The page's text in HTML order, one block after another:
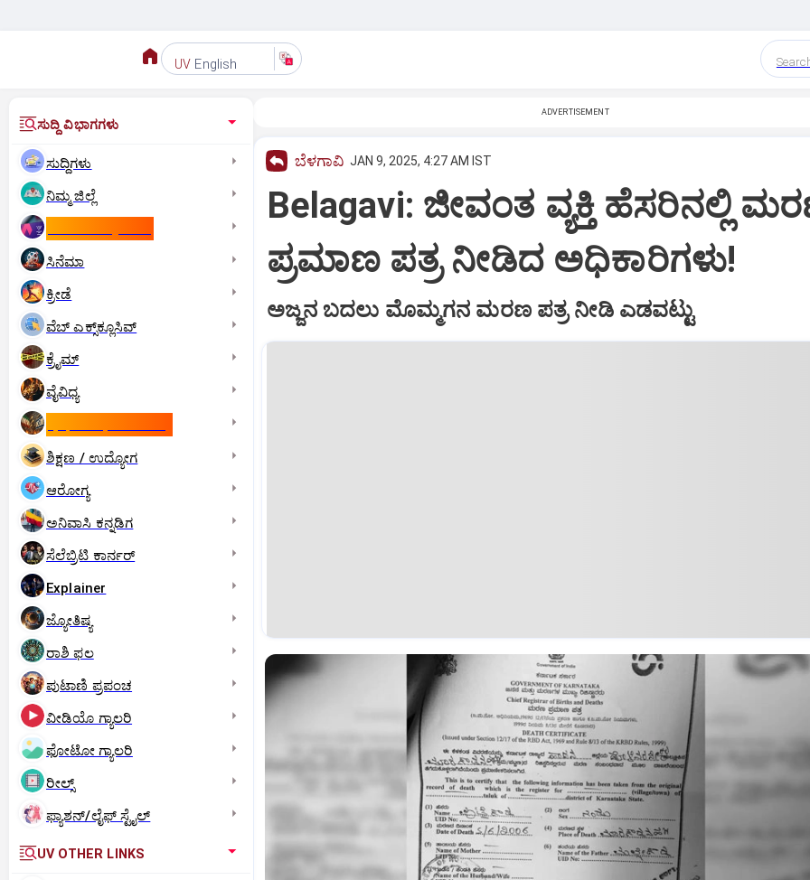
UV English
ಸುದ್ದಿ ವಿಭಾಗಗಳು
ಸುದ್ದಿಗಳು
ನಿಮ್ಮ ಜಿಲ್ಲೆ
ಸಿನೆಮಾ
ಕ್ರೀಡೆ
ವೆಬ್ ಎಕ್ಸ್‌ಕ್ಲೂಸಿವ್
ಕ್ರೈಮ್
ವೈವಿಧ್ಯ
ಶಿಕ್ಷಣ / ಉದ್ಯೋಗ
ಆರೋಗ್ಯ
ಅನಿವಾಸಿ ಕನ್ನಡಿಗ
ಸೆಲೆಬ್ರಿಟಿ ಕಾರ್ನರ್‌
Explainer
ಜ್ಯೋತಿಷ್ಯ
ರಾಶಿ ಫಲ
ಪುಟಾಣಿ ಪ್ರಪಂಚ
ವೀಡಿಯೊ ಗ್ಯಾಲರಿ
ಫೋಟೋ ಗ್ಯಾಲರಿ
ರೀಲ್ಸ್
ಫ್ಯಾಶನ್/ಲೈಫ್‌ ಸ್ಟೈಲ್
UV OTHER LINKS
ADVERTISEMENT
ಬೆಳಗಾವಿ JAN 9, 2025, 4:27 AM IST
Belagavi: ಜೀವಂತ ವ್ಯಕ್ತಿ ಹೆಸರಿನಲ್ಲಿ
ಪ್ರಮಾಣ ಪತ್ರ ನೀಡಿದ ಅಧಿಕಾರಿಗಳು!
ಅಜ್ಜನ ಬದಲು ಮೊಮ್ಮಗನ ಮರಣ ಪತ್ರ ನೀಡಿ ಎಡವಟ್ಟು